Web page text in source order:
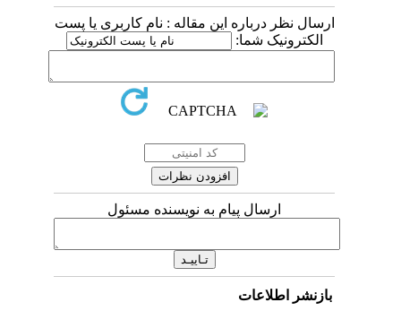
ارسال نظر درباره این مقاله : نام کاربری یا پست
الکترونیک شما:
ارسال پیام به نویسنده مسئول
بازنشر اطلاعات